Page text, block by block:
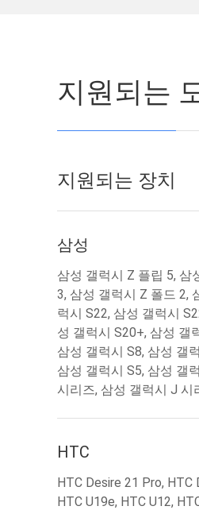
지원되는
지원되는 장치
삼성
삼성 갤럭시 Z 플립 5, 삼
3, 삼성 갤럭시 Z 폴드 2,
럭시 S22, 삼성 갤럭시
성 갤럭시 S20+, 삼성 갤
삼성 갤럭시 S8, 삼성 갤
삼성 갤럭시 S5, 삼성 갤
시리즈, 삼성 갤럭시 J 시
HTC
HTC Desire 21 Pro, HTC
HTC U19e, HTC U12,